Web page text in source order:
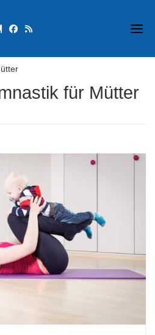
fas fa-utensils
fab fa-facebook
fas fa-rss
für Mütter